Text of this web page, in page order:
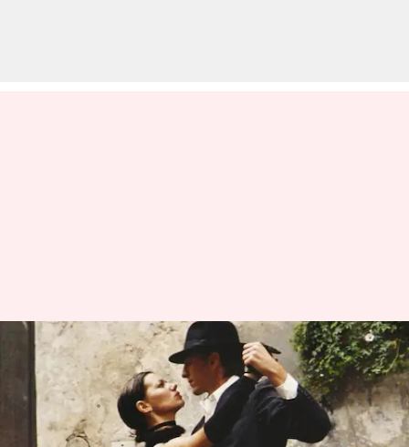
Seni dan evolusi dansa
ballroom lintas era
menulis Bob Jan 30, 2024 12:36 pm